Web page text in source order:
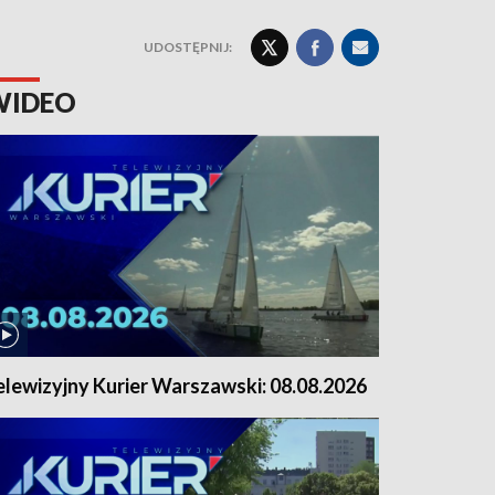
UDOSTĘPNIJ:
Kurier Warszawski: 08.08.2026